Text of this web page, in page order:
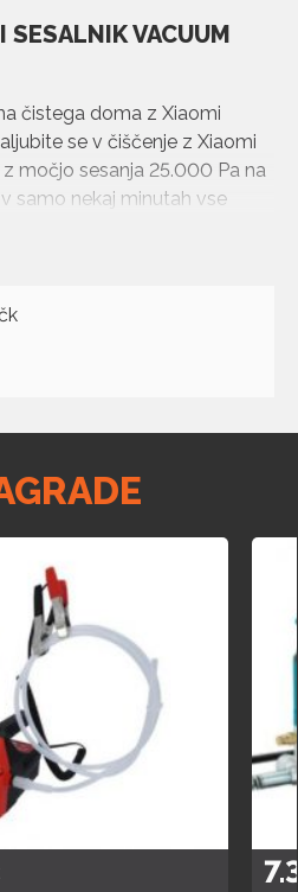
VACUUM
čistega doma z Xiaomi
se v čiščenje z Xiaomi
močjo sesanja 25.000 Pa na
samo nekaj minutah vse
pusti bleščeče čiste.